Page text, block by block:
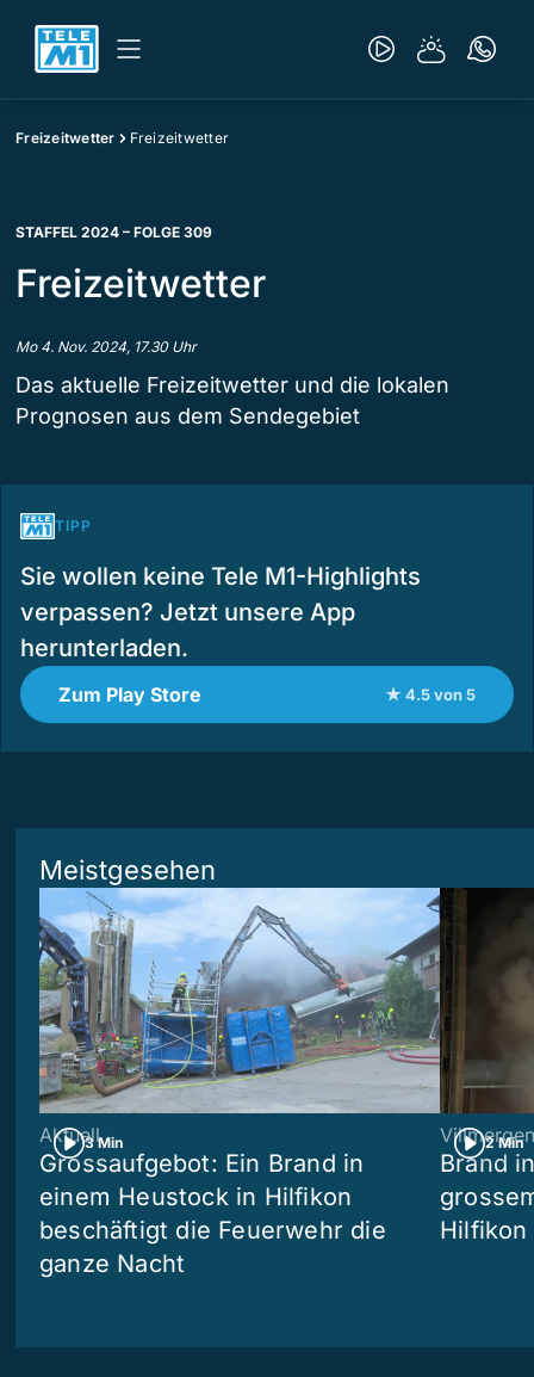
Freizeitwetter Freizeitwetter
STAFFEL 2024 – FOLGE 309
Freizeitwetter
Mo 4. Nov. 2024, 17.30 Uhr
Das aktuelle Freizeitwetter und die lokalen
Prognosen aus dem Sendegebiet
TIPP
Sie wollen keine Tele M1-Highlights
verpassen? Jetzt unsere App
herunterladen.
Zum Play Store ★ 4.5 von 5
Meistgesehen
3 Min
Aktuell
Grossaufgebot: Ein Brand in
einem Heustock in Hilfikon
beschäftigt die Feuerwehr die
ganze Nacht
2 Min
Villmergen
Brand
Hilfikon